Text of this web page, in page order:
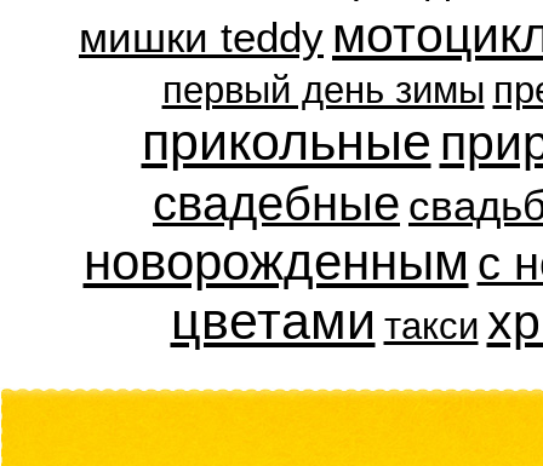
мишки teddy
первый день зимы
прикольные
свадебные
новорожденным с
цветами такси